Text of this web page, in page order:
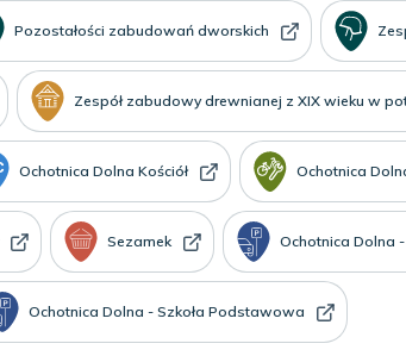
Pozostałości zabudowań dworskich
Zespół zabudowy drewnianej z XIX wieku w
Ochotnica Dolna Kościół Ochotnica
Sezamek Ochotnica Dolna -
Ochotnica Dolna - Szkoła Podstawowa